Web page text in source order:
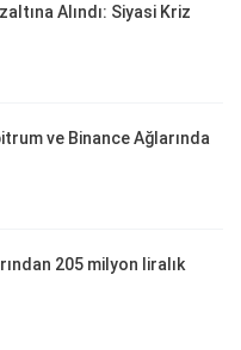
Alındı: Siyasi Kriz
ve Binance Ağlarında
205 milyon liralık